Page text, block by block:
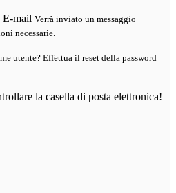
E-mail Verrà inviato un messaggio
necessarie.
utente? Effettua il reset della password
la casella di posta elettronica!